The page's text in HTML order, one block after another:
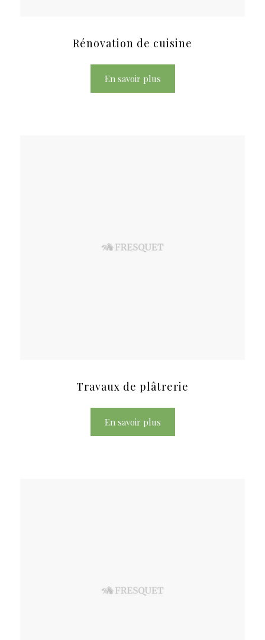
Rénovation de cuisine
En savoir plus
Travaux de plâtrerie
En savoir plus